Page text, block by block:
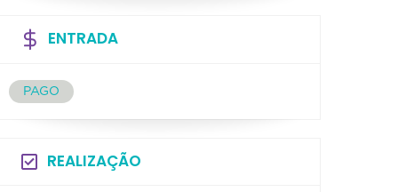
ENTRADA
PAGO
REALIZAÇÃO